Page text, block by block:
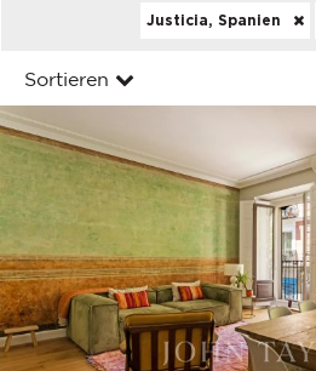
Justicia, Spanien
Sortieren